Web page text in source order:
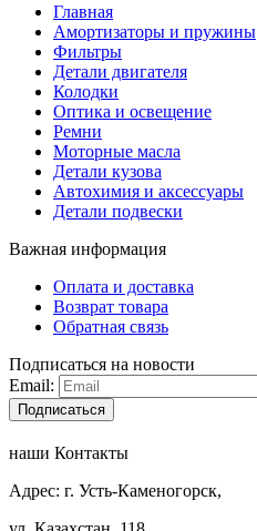
Главная
Амортизаторы и пружины
Фильтры
Детали двигателя
Колодки
Оптика и освещение
Ремни
Моторные масла
Детали кузова
Автохимия и аксессуары
Детали подвески
Важная информация
Оплата и доставка
Возврат товара
Обратная связь
Подписаться на новости
Email:
Подписаться
наши Контакты
Адрес: г. Усть-Каменогорск,